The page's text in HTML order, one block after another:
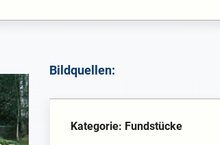
Bildquellen:
Kategorie: Fundstücke